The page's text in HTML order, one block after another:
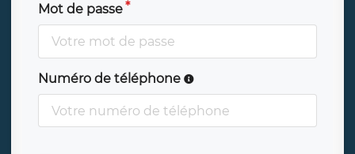
Mot de passe
Numéro de téléphone